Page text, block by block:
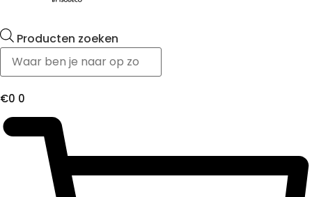
Producten zoeken
€0 0